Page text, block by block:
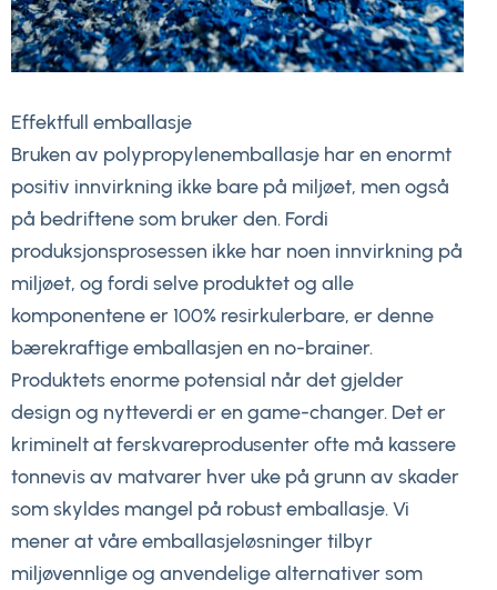
Effektfull emballasje
Bruken av polypropylenemballasje har en enormt
positiv innvirkning ikke bare på miljøet, men også
på bedriftene som bruker den. Fordi
produksjonsprosessen ikke har noen innvirkning på
miljøet, og fordi selve produktet og alle
komponentene er 100% resirkulerbare, er denne
bærekraftige emballasjen en no-brainer.
Produktets enorme potensial når det gjelder
design og nytteverdi er en game-changer. Det er
kriminelt at ferskvareprodusenter ofte må kassere
tonnevis av matvarer hver uke på grunn av skader
som skyldes mangel på robust emballasje. Vi
mener at våre emballasjeløsninger tilbyr
miljøvennlige og anvendelige alternativer som